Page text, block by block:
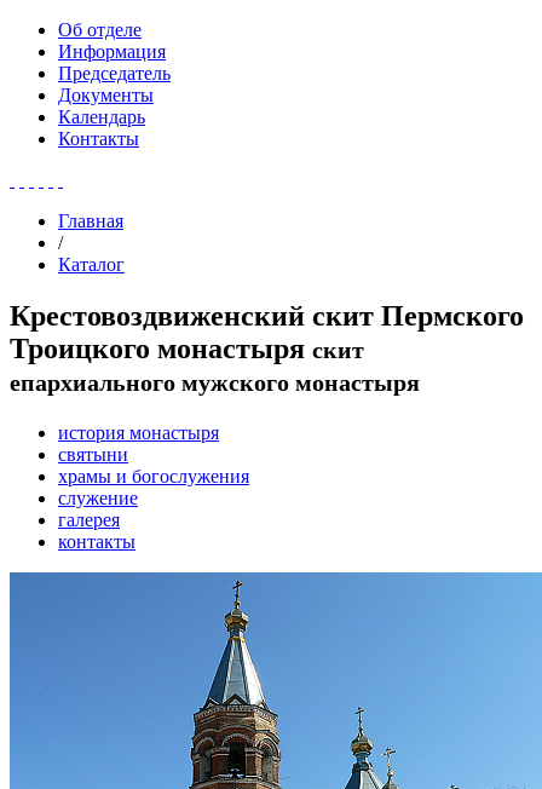
Об отделе
Информация
Председатель
Документы
Календарь
Контакты
Главная
/
Каталог
Крестовоздвиженский скит Пермского
Троицкого монастыря скит
епархиального мужского монастыря
история монастыря
святыни
храмы и богослужения
служение
галерея
контакты